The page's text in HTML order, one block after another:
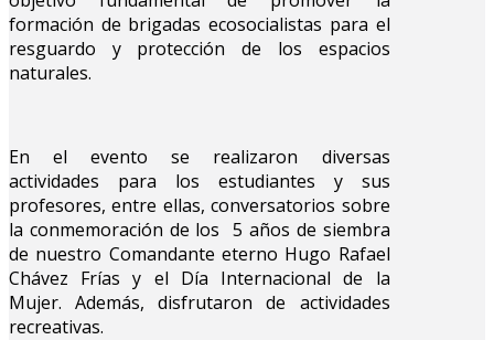
formación de brigadas ecosocialistas para el
resguardo y protección de los espacios
naturales.
En el evento se realizaron diversas
actividades para los estudiantes y sus
profesores, entre ellas, conversatorios sobre
la conmemoración de los 5 años de siembra
de nuestro Comandante eterno Hugo Rafael
Chávez Frías y el Día Internacional de la
Mujer. Además, disfrutaron de actividades
recreativas.